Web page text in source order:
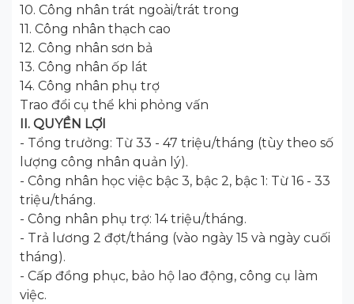
10. Công nhân trát ngoài/trát trong
11. Công nhân thạch cao
12. Công nhân sơn bả
13. Công nhân ốp lát
14. Công nhân phụ trợ
Trao đổi cụ thể khi phỏng vấn
II. QUYỀN LỢI
- Tổng trưởng: Từ 33 - 47 triệu/tháng (tùy theo số
lượng công nhân quản lý).
- Công nhân học việc bậc 3, bậc 2, bậc 1: Từ 16 - 33
triệu/tháng.
- Công nhân phụ trợ: 14 triệu/tháng.
- Trả lương 2 đợt/tháng (vào ngày 15 và ngày cuối
tháng).
- Cấp đồng phục, bảo hộ lao động, công cụ làm
việc.